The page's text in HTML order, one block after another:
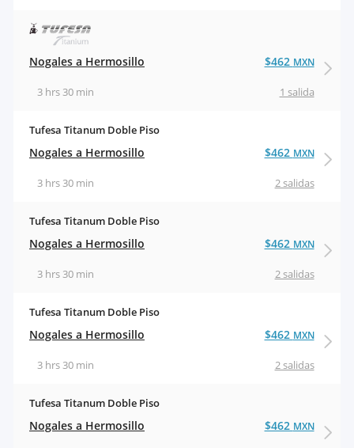
Nogales a Hermosillo
1 salida
3 hrs 30 min
$462 MXN
Tufesa Titanum Doble Piso
Nogales a Hermosillo
2 salidas
3 hrs 30 min
$462 MXN
Tufesa Titanum Doble Piso
Nogales a Hermosillo
2 salidas
3 hrs 30 min
$462 MXN
Tufesa Titanum Doble Piso
Nogales a Hermosillo
2 salidas
3 hrs 30 min
$462 MXN
Tufesa Titanum Doble Piso
Nogales a Hermosillo $462 MXN